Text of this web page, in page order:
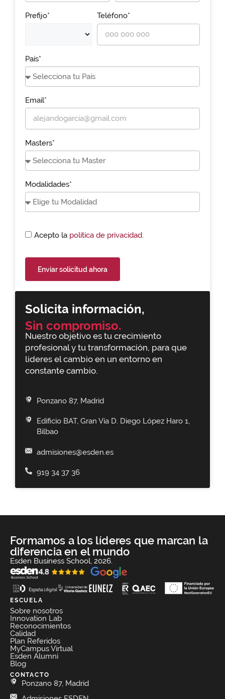
Solicita información,
Sin compromiso.
Nuestro objetivo es tu crecimiento
profesional y tu transformación, para que
lideres el cambio en un entorno en
constante cambio.
Ponzano 87, Madrid
Edificio BAT, Gran Vía D. Diego López Haro 1,
Bilbao
admisiones@esden.es
919 34 37 36
Prefijo* Teléfono*
País*
Email*
Masters*
Modalidades*
Acepto la política de privacidad.
Enviar solicitud ahora
Formamos a los líderes que marcan la
diferencia en el mundo
Esden Business School, 2026.
ESCUELA
Sobre nosotros
Innovation Lab
Reconocimientos
Calidad
Plan Referidos
MyCampus Virtual
Esden Alumni
Blog
CONTACTO
Ponzano 87, Madrid